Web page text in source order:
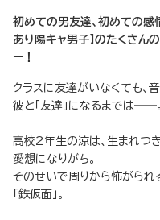
初めての男友達、初めての感
あり陽キャ男子】のたくさん
ー！
クラスに友達がいなくても、
彼と「友達」になるまでは――。
高校2年生の涼は、生まれつ
愛想になりがち。
そのせいで周りから怖がられ
「鉄仮面」。